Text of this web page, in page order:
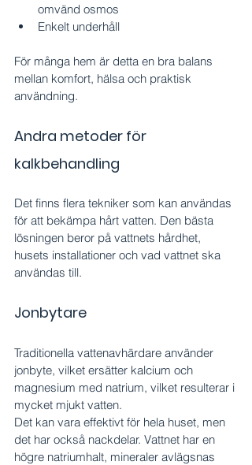
omvänd osmos
Enkelt underhåll
För många hem är detta en bra balans
mellan komfort, hälsa och praktisk
användning.
Andra metoder för
kalkbehandling
Det finns flera tekniker som kan användas
för att bekämpa hårt vatten. Den bästa
lösningen beror på vattnets hårdhet,
husets installationer och vad vattnet ska
användas till.
Jonbytare
Traditionella vattenavhärdare använder
jonbyte, vilket ersätter kalcium och
magnesium med natrium, vilket resulterar i
mycket mjukt vatten.
Det kan vara effektivt för hela huset, men
det har också nackdelar. Vattnet har en
högre natriumhalt, mineraler avlägsnas